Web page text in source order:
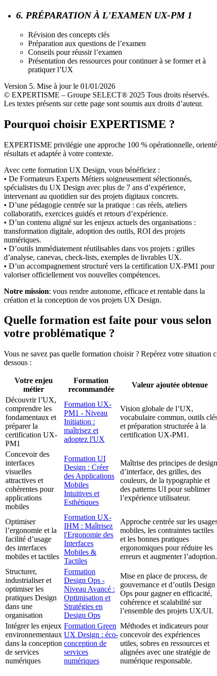
6. PRÉPARATION À L'EXAMEN UX-PM 1
Révision des concepts clés
Préparation aux questions de l’examen
Conseils pour réussir l’examen
Présentation des ressources pour continuer à se former et à
pratiquer l’UX
Version 5. Mise à jour le 01/01/2026
© EXPERTISME – Groupe SELECT® 2025 Tous droits réservés.
Les textes présents sur cette page sont soumis aux droits d’auteur.
Pourquoi choisir EXPERTISME ?
EXPERTISME privilégie une approche 100 % opérationnelle,
résultats et adaptée à votre contexte.
Avec cette formation UX Design, vous bénéficiez :
• De Formateurs Experts Métiers soigneusement sélectionnés,
spécialistes du UX Design avec plus de 7 ans d’expérience,
intervenant au quotidien sur des projets digitaux concrets.
• D’une pédagogie centrée sur la pratique : cas réels, ateliers
collaboratifs, exercices guidés et retours d’expérience.
• D’un contenu aligné sur les enjeux actuels des organisations :
transformation digitale, adoption des outils, ROI des projets
numériques.
• D’outils immédiatement réutilisables dans vos projets : grilles
d’analyse, canevas, check-lists, exemples de livrables UX.
• D’un accompagnement structuré vers la certification UX-PM1 pour
valoriser officiellement vos nouvelles compétences.
Notre mission: vous rendre autonome, efficace et rentable dans la
création et la conception de vos projets UX Design.
Quelle formation est faite pour vous selon
votre problématique ?
Vous ne savez pas quelle formation choisir ? Repérez votre situation
dessous :
Votre enjeu
métier
Formation
recommandée
Valeur ajoutée obtenue
Découvrir l’UX,
comprendre les
fondamentaux et
préparer la
certification UX-
PM1
Formation UX-
PM1 - Niveau
Initiation :
maîtrisez et
adoptez l'UX
Vision globale de l’UX,
vocabulaire commun, outils
et préparation structurée à la
certification UX-PM1.
Concevoir des
interfaces
visuelles
attractives et
cohérentes pour
applications
mobiles
Formation UI
Design : Créer
des Applications
Mobiles
Intuitives et
Esthétiques
Maîtrise des principes de design
d’interface, des grilles, des
couleurs, de la typographie et
des patterns UI pour sublimer
l’expérience utilisateur.
Optimiser
l’ergonomie et la
facilité d’usage
des interfaces
mobiles et tactiles
Formation UX-
IHM : Maîtrisez
l'Ergonomie des
Interfaces
Mobiles &
Tactiles
Approche centrée sur les
mobiles, les contraintes tactiles
et les bonnes pratiques
ergonomiques pour réduire les
erreurs et augmenter l’adoption.
Structurer,
industrialiser et
optimiser les
pratiques Design
dans une
organisation
Formation
Design Ops -
Niveau Avancé :
Optimisation et
Stratégies en
Design Ops
Mise en place de process, de
gouvernance et d’outils Design
Ops pour gagner en efficacité,
cohérence et scalabilité sur
l’ensemble des projets UX/UI.
Intégrer les enjeux
environnementaux
dans la conception
de services
numériques
Formation Green
UX Design : éco-
conception de
services
numériques
Méthodes et indicateurs pour
concevoir des expériences
utiles, sobres en ressources et
alignées avec une stratégie de
numérique responsable.